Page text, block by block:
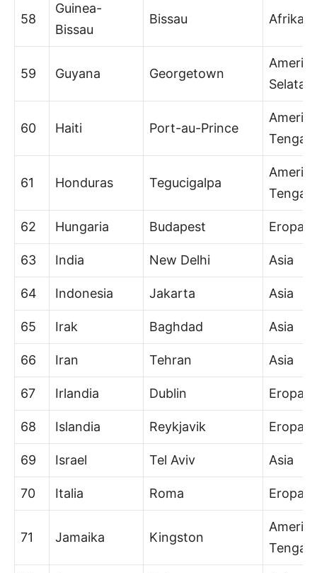
58
Guinea-
Bissau
Bissau Afrika
59 Guyana Georgetown
Amerika
Selatan
60 Haiti Port-au-Prince
Amerika
Tengah
61 Honduras Tegucigalpa
Amerika
Tengah
62 Hungaria Budapest Eropa
63 India New Delhi Asia
64 Indonesia Jakarta Asia
65 Irak Baghdad Asia
66 Iran Tehran Asia
67 Irlandia Dublin Eropa
68 Islandia Reykjavik Eropa
69 Israel Tel Aviv Asia
70 Italia Roma Eropa
71 Jamaika Kingston
Amerika
Tengah